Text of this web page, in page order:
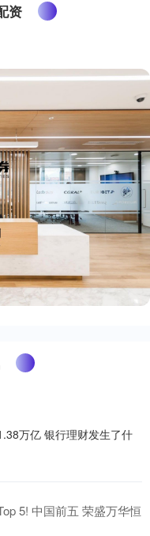
资
万亿 银行理财发生了什
5! 中国前五 荣盛万华恒